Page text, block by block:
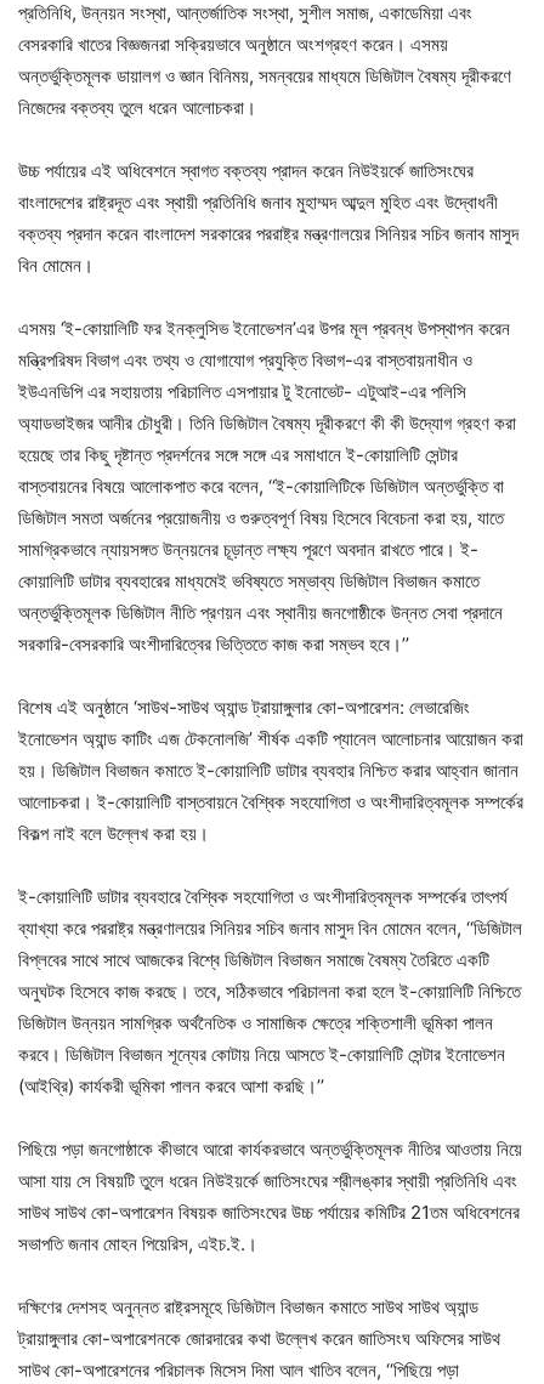
প্রতিনিধি, উন্নয়ন সংস্থা, আন্তর্জাতিক সংস্থা, সুশীল সমাজ, একাডেমিয়া এবং
বেসরকারি খাতের বিজ্ঞজনরা সক্রিয়ভাবে অনুষ্ঠানে অংশগ্রহণ করেন। এসময়
অন্তর্ভুক্তিমূলক ডায়ালগ ও জ্ঞান বিনিময়, সমন্বয়ের মাধ্যমে ডিজিটাল বৈষম্য দূরীকরণে
নিজেদের বক্তব্য তুলে ধরেন আলোচকরা।
উচ্চ পর্যায়ের এই অধিবেশনে স্বাগত বক্তব্য প্রাদন করেন নিউইয়র্কে জাতিসংঘের
বাংলাদেশের রাষ্ট্রদূত এবং স্থায়ী প্রতিনিধি জনাব মুহাম্মদ আব্দুল মুহিত এবং উদ্বোধনী
বক্তব্য প্রদান করেন বাংলাদেশ সরকারের পররাষ্ট্র মন্ত্রণালয়ের সিনিয়র সচিব জনাব মাসুদ
বিন মোমেন।
এসময় ‘ই-কোয়ালিটি ফর ইনক্লুসিভ ইনোভেশন’এর উপর মূল প্রবন্ধ উপস্থাপন করেন
মন্ত্রিপরিষদ বিভাগ এবং তথ্য ও যোগাযোগ প্রযুক্তি বিভাগ-এর বাস্তবায়নাধীন ও
ইউএনডিপি এর সহায়তায় পরিচালিত এসপায়ার টু ইনোভেট- এটুআই-এর পলিসি
অ্যাডভাইজর আনীর চৌধুরী। তিনি ডিজিটাল বৈষম্য দূরীকরণে কী কী উদ্যোগ গ্রহণ করা
হয়েছে তার কিছু দৃষ্টান্ত প্রদর্শনের সঙ্গে সঙ্গে এর সমাধানে ই-কোয়ালিটি সেন্টার
বাস্তবায়নের বিষয়ে আলোকপাত করে বলেন, ‘‘ই-কোয়ালিটিকে ডিজিটাল অন্তর্ভুক্তি বা
ডিজিটাল সমতা অর্জনের প্রয়োজনীয় ও গুরুত্বপূর্ণ বিষয় হিসেবে বিবেচনা করা হয়, যাতে
সামগ্রিকভাবে ন্যায়সঙ্গত উন্নয়নের চূড়ান্ত লক্ষ্য পূরণে অবদান রাখতে পারে। ই-
কোয়ালিটি ডাটার ব্যবহারের মাধ্যমেই ভবিষ্যতে সম্ভাব্য ডিজিটাল বিভাজন কমাতে
অন্তর্ভুক্তিমূলক ডিজিটাল নীতি প্রণয়ন এবং স্থানীয় জনগোষ্ঠীকে উন্নত সেবা প্রদানে
সরকারি-বেসরকারি অংশীদারিত্বের ভিত্তিতে কাজ করা সম্ভব হবে।’’
বিশেষ এই অনুষ্ঠানে ‘সাউথ-সাউথ অ্যান্ড ট্রায়াঙ্গুলার কো-অপারেশন: লেভারেজিং
ইনোভেশন অ্যান্ড কাটিং এজ টেকনোলজি’ শীর্ষক একটি প্যানেল আলোচনার আয়োজন করা
হয়। ডিজিটাল বিভাজন কমাতে ই-কোয়ালিটি ডাটার ব্যবহার নিশ্চিত করার আহ্বান জানান
আলোচকরা। ই-কোয়ালিটি বাস্তবায়নে বৈশ্বিক সহযোগিতা ও অংশীদারিত্বমূলক সম্পর্কের
বিকল্প নাই বলে উল্লেখ করা হয়।
ই-কোয়ালিটি ডাটার ব্যবহারে বৈশ্বিক সহযোগিতা ও অংশীদারিত্বমূলক সম্পর্কের তাৎপর্য
ব্যাখ্যা করে পররাষ্ট্র মন্ত্রণালয়ের সিনিয়র সচিব জনাব মাসুদ বিন মোমেন বলেন, ‘‘ডিজিটাল
বিপ্লবের সাথে সাথে আজকের বিশ্বে ডিজিটাল বিভাজন সমাজে বৈষম্য তৈরিতে একটি
অনুঘটক হিসেবে কাজ করছে। তবে, সঠিকভাবে পরিচালনা করা হলে ই-কোয়ালিটি নিশ্চিতে
ডিজিটাল উন্নয়ন সামগ্রিক অর্থনৈতিক ও সামাজিক ক্ষেত্রে শক্তিশালী ভূমিকা পালন
করবে। ডিজিটাল বিভাজন শূন্যের কোটায় নিয়ে আসতে ই-কোয়ালিটি সেন্টার ইনোভেশন
(আইথ্রি) কার্যকরী ভূমিকা পালন করবে আশা করছি।’’
পিছিয়ে পড়া জনগোষ্ঠাকে কীভাবে আরো কার্যকরভাবে অন্তর্ভুক্তিমূলক নীতির আওতায় নিয়ে
আসা যায় সে বিষয়টি তুলে ধরেন নিউইয়র্কে জাতিসংঘের শ্রীলঙ্কার স্থায়ী প্রতিনিধি এবং
সাউথ সাউথ কো-অপারেশন বিষয়ক জাতিসংঘের উচ্চ পর্যায়ের কমিটির 21তম অধিবেশনের
সভাপতি জনাব মোহন পিয়েরিস, এইচ.ই.।
দক্ষিণের দেশসহ অনুন্নত রাষ্ট্রসমূহে ডিজিটাল বিভাজন কমাতে সাউথ সাউথ অ্যান্ড
ট্রায়াঙ্গুলার কো-অপারেশনকে জোরদারের কথা উল্লেখ করেন জাতিসংঘ অফিসের সাউথ
সাউথ কো-অপারেশনের পরিচালক মিসেস দিমা আল খাতিব বলেন, ‘‘পিছিয়ে পড়া